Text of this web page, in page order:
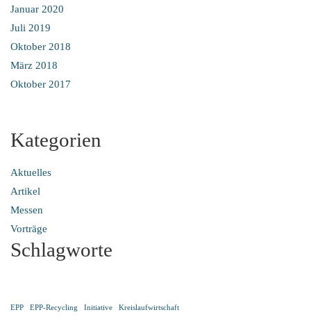
Januar 2020
Juli 2019
Oktober 2018
März 2018
Oktober 2017
Kategorien
Aktuelles
Artikel
Messen
Vorträge
Schlagworte
EPP EPP-Recycling Initiative Kreislaufwirtschaft